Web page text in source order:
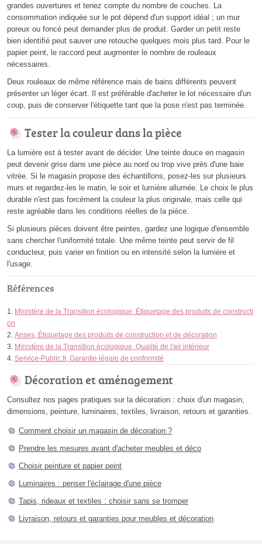
grandes ouvertures et tenez compte du nombre de couches. La
consommation indiquée sur le pot dépend d'un support idéal ; un mur
poreux ou foncé peut demander plus de produit. Garder un petit reste
bien identifié peut sauver une retouche quelques mois plus tard. Pour le
papier peint, le raccord peut augmenter le nombre de rouleaux
nécessaires.
Deux rouleaux de même référence mais de bains différents peuvent
présenter un léger écart. Il est préférable d'acheter le lot nécessaire d'un
coup, puis de conserver l'étiquette tant que la pose n'est pas terminée.
Tester la couleur dans la pièce
La lumière est à tester avant de décider. Une teinte douce en magasin
peut devenir grise dans une pièce au nord ou trop vive près d'une baie
vitrée. Si le magasin propose des échantillons, posez-les sur plusieurs
murs et regardez-les le matin, le soir et lumière allumée. Le choix le plus
durable n'est pas forcément la couleur la plus originale, mais celle qui
reste agréable dans les conditions réelles de la pièce.
Si plusieurs pièces doivent être peintes, gardez une logique d'ensemble
sans chercher l'uniformité totale. Une même teinte peut servir de fil
conducteur, puis varier en finition ou en intensité selon la lumière et
l'usage.
Références
Ministère de la Transition écologique, Étiquetage des produits de constructi
on
Anses, Étiquetage des produits de construction et de décoration
Ministère de la Transition écologique, Qualité de l'air intérieur
Service-Public.fr, Garantie légale de conformité
Décoration et aménagement
Consultez nos pages pratiques sur la décoration : choix d'un magasin,
dimensions, peinture, luminaires, textiles, livraison, retours et garanties.
Comment choisir un magasin de décoration ?
Prendre les mesures avant d'acheter meubles et déco
Choisir peinture et papier peint
Luminaires : penser l'éclairage d'une pièce
Tapis, rideaux et textiles : choisir sans se tromper
Livraison, retours et garanties pour meubles et décoration